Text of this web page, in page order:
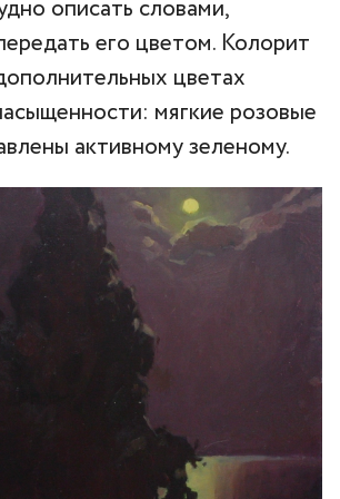
описать словами,
его цветом. Колорит
цветах
мягкие розовые
активному зеленому.